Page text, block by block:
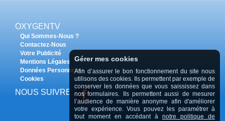
OXYGENTV
Qui Sommes-Nous ?
Contactez-Nous
Votre Publicité
Mentions Légales
Données Personnelles
Cookies
NOUS SUIVRE
Gérer mes cookies
Afin d’assurer le bon fonctionnement du site nous
utilisons des cookies. Ils permettent par exemple de
conserver les données que vous saississez dans
nos formulaires. Ils permettent aussi de mesurer
l’audience de manière anonyme afin d'améliorer
votre expérience. Vous pouvez les paramétrer à
tout moment en accédant à notre politique de